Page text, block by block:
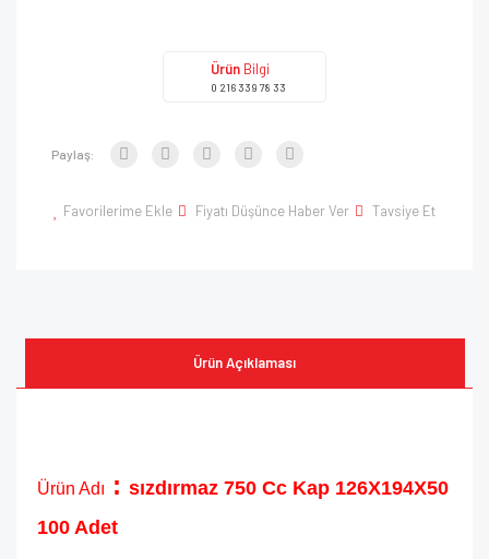
Ürün Bilgi
0 216 339 78 33
Paylaş:
Favorilerime Ekle Fiyatı Düşünce Haber Ver Tavsiye Et
Ürün Açıklaması
Ürün Adı : sızdırmaz 750 Cc Kap 126X194X50
100 Adet